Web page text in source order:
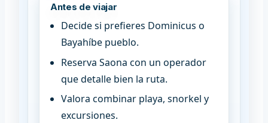
Antes de viajar
Decide si prefieres Dominicus o
Bayahíbe pueblo.
Reserva Saona con un operador
que detalle bien la ruta.
Valora combinar playa, snorkel y
excursiones.